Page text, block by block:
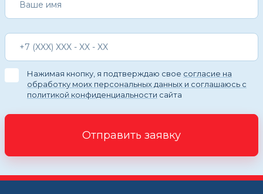
Нажимая кнопку, я подтверждаю свое согласие на
обработку моих персональных данных и соглашаюсь с
политикой конфиденциальности сайта
Отправить заявку